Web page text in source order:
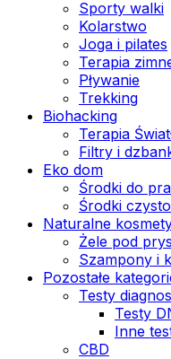
Sporty walki
Kolarstwo
Joga i pilates
Terapia
Pływanie
Trekking
Biohacking
Terapia
Filtry i
Eko dom
Środki do
Środki
Naturalne
Żele pod
Szampony i
Pozostałe
Testy
Testy
Inne
CBD